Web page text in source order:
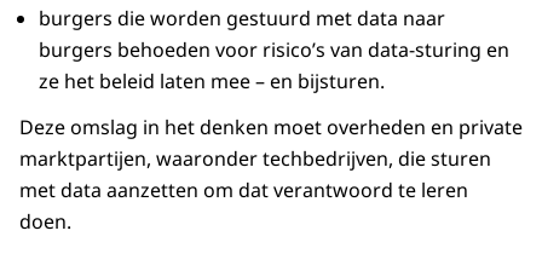
burgers die worden gestuurd met data naar
burgers behoeden voor risi­co’s van data-sturing en
ze het beleid laten mee – en bijsturen.
Deze omslag in het denken moet overheden en private
marktpartijen, waaronder techbedrijven, die sturen
met data aanzetten om dat verantwoord te leren
doen.